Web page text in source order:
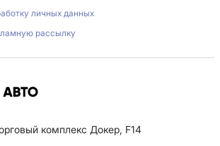
личных данных
рассылку
комплекс Докер, F14